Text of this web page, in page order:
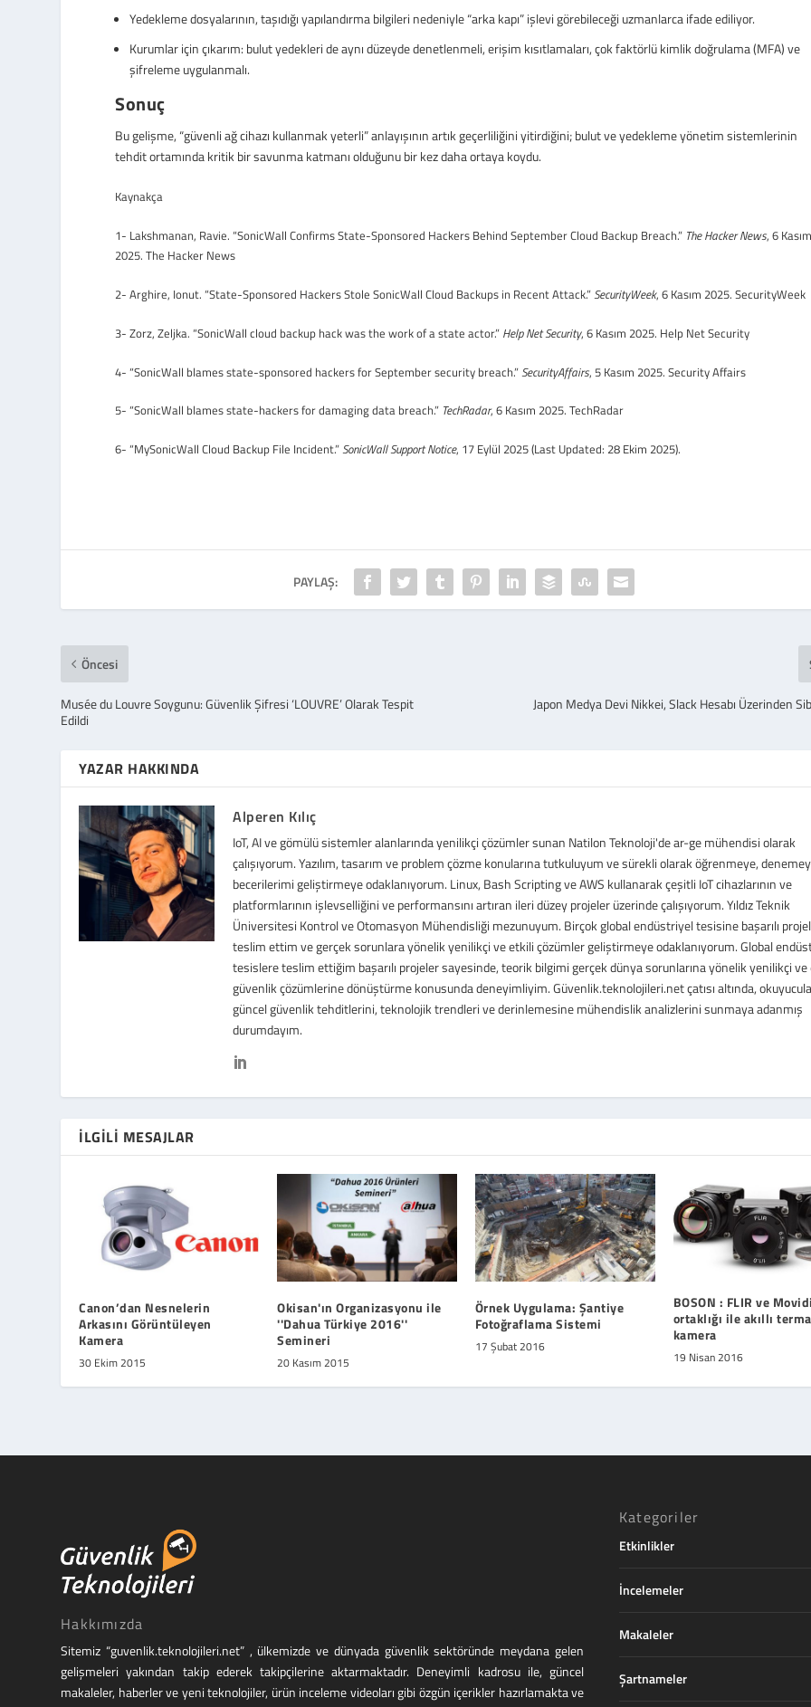
Yedekleme dosyalarının, taşıdığı yapılandırma bilgileri nedeniyle “arka kapı” işlevi görebileceği uzmanlarca ifade ediliyor.
Kurumlar için çıkarım: bulut yedekleri de aynı düzeyde denetlenmeli, erişim kısıtlamaları, çok faktörlü kimlik doğrulama (MFA) ve
şifreleme uygulanmalı.
Sonuç
Bu gelişme, “güvenli ağ cihazı kullanmak yeterli” anlayışının artık geçerliliğini yitirdiğini; bulut ve yedekleme yönetim sistemlerinin
tehdit ortamında kritik bir savunma katmanı olduğunu bir kez daha ortaya koydu.
Kaynakça
1- Lakshmanan, Ravie. “SonicWall Confirms State-Sponsored Hackers Behind September Cloud Backup Breach.” The Hacker News, 6
2025.The Hacker News
2- Arghire, Ionut. “State-Sponsored Hackers Stole SonicWall Cloud Backups in Recent Attack.”SecurityWeek, 6 Kasım 2025.SecurityWeek
3- Zorz, Zeljka. “SonicWall cloud backup hack was the work of a state actor.” Help Net Security, 6 Kasım 2025. Help Net Security
4- “SonicWall blames state-sponsored hackers for September security breach.”SecurityAffairs, 5 Kasım 2025.Security Affairs
5- “SonicWall blames state-hackers for damaging data breach.” TechRadar, 6 Kasım 2025.TechRadar
6- “MySonicWall Cloud Backup File Incident.”SonicWall Support Notice, 17 Eylül 2025 (Last Updated: 28 Ekim 2025).
PAYLAŞ:
Öncesi
Musée du Louvre Soygunu: Güvenlik Şifresi ‘LOUVRE’ Olarak Tespit
Edildi
Japon Medya Devi Nikkei, Slack Hesabı Üzerinden
YAZAR HAKKINDA
Alperen Kılıç
IoT, AI ve gömülü sistemler alanlarında yenilikçi çözümler sunan Natilon Teknoloji'de ar-ge mühendisi olarak
çalışıyorum. Yazılım, tasarım ve problem çözme konularına tutkuluyum ve sürekli olarak öğrenmeye,
becerilerimi geliştirmeye odaklanıyorum. Linux, Bash Scripting ve AWS kullanarak çeşitli IoT cihazlarının ve
platformlarının işlevselliğini ve performansını artıran ileri düzey projeler üzerinde çalışıyorum. Yıldız Teknik
Üniversitesi Kontrol ve Otomasyon Mühendisliği mezunuyum. Birçok global endüstriyel tesisine başarılı
teslim ettim ve gerçek sorunlara yönelik yenilikçi ve etkili çözümler geliştirmeye odaklanıyorum. Global
tesislere teslim ettiğim başarılı projeler sayesinde, teorik bilgimi gerçek dünya sorunlarına yönelik yenilikçi
güvenlik çözümlerine dönüştürme konusunda deneyimliyim. Güvenlik.teknolojileri.net çatısı altında,
güncel güvenlik tehditlerini, teknolojik trendleri ve derinlemesine mühendislik analizlerini sunmaya adanmış
durumdayım.
İLGILI MESAJLAR
Canon’dan Nesnelerin
Arkasını Görüntüleyen
Kamera
30 Ekim 2015
Okisan'ın Organizasyonu ile
''Dahua Türkiye 2016''
Semineri
20 Kasım 2015
Örnek Uygulama: Şantiye
Fotoğraflama Sistemi
17 Şubat 2016
BOSON : FLIR ve
ortaklığı ile akıllı
kamera
19 Nisan 2016
Hakkımızda
Sitemiz “guvenlik.teknolojileri.net” , ülkemizde ve dünyada güvenlik sektöründe meydana gelen
gelişmeleri yakından takip ederek takipçilerine aktarmaktadır. Deneyimli kadrosu ile, güncel
makaleler, haberler ve yeni teknolojiler, ürün inceleme videoları gibi özgün içerikler hazırlamakta ve
Kategoriler
Etkinlikler
İncelemeler
Makaleler
Şartnameler